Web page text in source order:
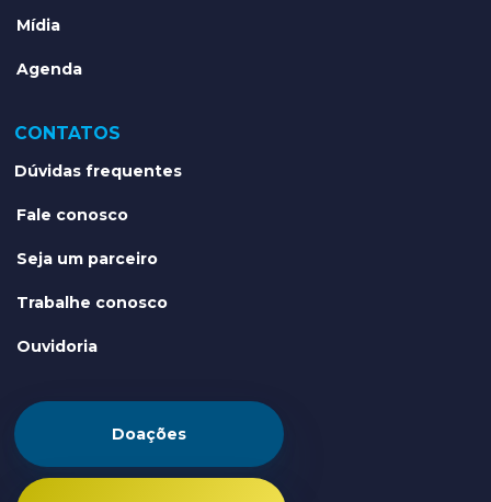
Mídia
Agenda
CONTATOS
Dúvidas frequentes
Fale conosco
Seja um parceiro
Trabalhe conosco
Ouvidoria
Doações